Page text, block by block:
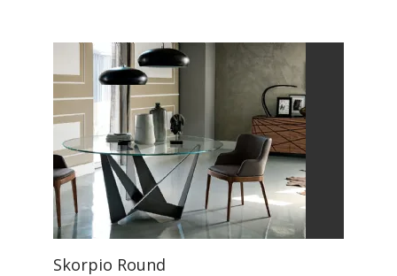
Skorpio Round